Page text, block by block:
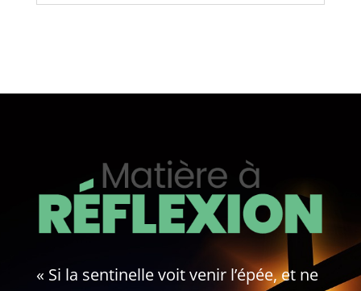
« Si la sentinelle voit venir l’épée, et ne